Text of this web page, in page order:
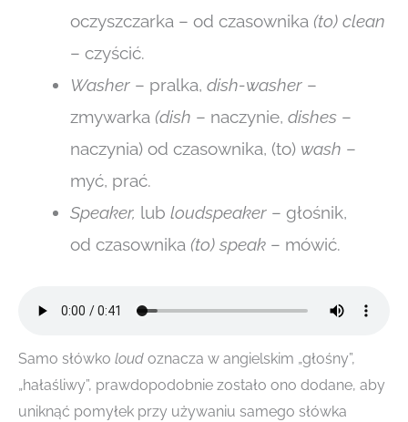
oczyszczarka – od czasownika (to) clean
– czyścić.
Washer – pralka, dish-washer –
zmywarka (dish – naczynie, dishes –
naczynia) od czasownika, (to) wash –
myć, prać.
Speaker, lub loudspeaker – głośnik,
od czasownika (to) speak – mówić.
Samo słówko loud oznacza w angielskim „głośny”,
„hałaśliwy”, prawdopodobnie zostało ono dodane, aby
uniknąć pomyłek przy używaniu samego słówka